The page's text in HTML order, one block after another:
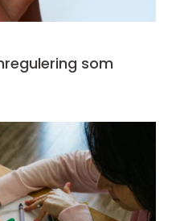
som